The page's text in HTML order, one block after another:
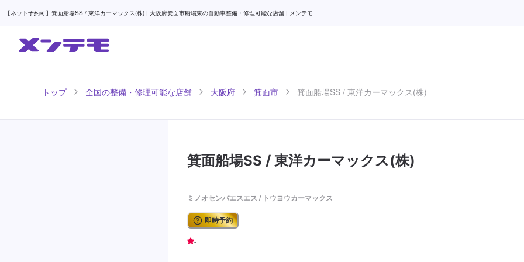
【ネット予約可】箕面船場SS / 東洋カーマックス(株) | 大阪府箕面市船場東の自動車整備・修理可能な店舗 | メンテモ
トップ 全国の整備・修理可能な店舗 大阪府 箕面市 箕面船場SS / 東洋カーマックス(株)
箕面船場SS / 東洋カーマックス(株)
ミノオセンバエスエス / トウヨウカーマックス
即時予約
-